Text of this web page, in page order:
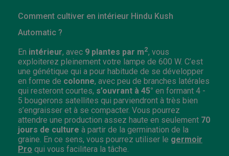
Comment cultiver en intérieur Hindu Kush
Automatic ?
En intérieur, avec 9 plantes par m2, vous
exploiterez pleinement votre lampe de 600 W. C’est
une génétique qui a pour habitude de se développer
en forme de colonne, avec peu de branches latérales
qui resteront courtes, s’ouvrant à 45° en formant 4 -
5 bougerons satellites qui parviendront à très bien
s’engraisser et à se compacter. Vous pourrez
attendre une production assez haute en seulement 70
jours de culture à partir de la germination de la
graine. En ce sens, vous pourrez utiliser le germoir
Pro qui vous facilitera la tâche.